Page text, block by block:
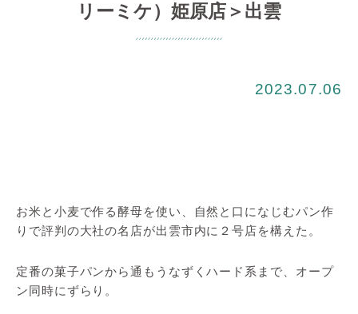
リーミケ）姫原店＞出雲
2023.07.06
お米と小麦で作る酵母を使い、自然と口になじむパン作
りで評判の大社の名店が出雲市内に２号店を構えた。
定番の菓子パンから通もうなずくハード系まで、オープ
ン同時にずらり。